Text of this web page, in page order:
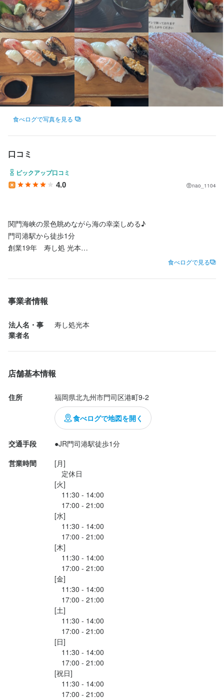
食べログで写真を見る
口コミ
ピックアップ口コミ
4.0 nao_1104
関門海峡の景色眺めながら海の幸楽しめる♪
門司港駅から徒歩1分
創業19年　寿し処 光本
今回食べたのは特海鮮丼セット1,980円だよ♪
新鮮なお魚たっぷりの海鮮丼
海鮮丼も茶碗蒸しも美味しかった
また行きたいと思うお店だった
◎海鮮丼セット　茶碗蒸し・汁物付 1,180円
◎海鮮レディースセット　　　　　1,180円
茶碗蒸し・汁物 ・丼ご飯少・デザート付
◎サーモンいくら丼1,980円
◎いくら丼　2,200円
◎うにいくら丼2,600円
子供用のメニューもあるよ♪
◎お子様丼　780円
◎お子様にぎり　880円
◎特海鮮丼セット茶碗蒸し・温泉卵・汁物付　1,980円
食べログで見る
事業者情報
法人名・事
業者名
寿し処光本
店舗基本情報
住所 福岡県北九州市門司区港町9-2
食べログで地図を開く
交通手段
●JR門司港駅徒歩1分
営業時間
[月]
定休日
[火]
11:30 - 14:00
17:00 - 21:00
[水]
11:30 - 14:00
17:00 - 21:00
[木]
11:30 - 14:00
17:00 - 21:00
[金]
11:30 - 14:00
17:00 - 21:00
[土]
11:30 - 14:00
17:00 - 21:00
[日]
11:30 - 14:00
17:00 - 21:00
[祝日]
11:30 - 14:00
17:00 - 21:00